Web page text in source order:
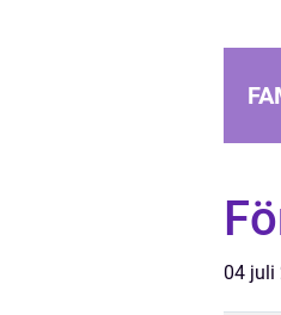
04 juli